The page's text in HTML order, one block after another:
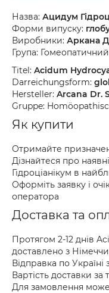
Назва: Ацидум
Форми випуску:
Виробники: Аркана
Група:
Titel: Acidum
Darreichungsform:
Hersteller: Arcana Dr.
Gruppe:
Як купити
Отримайте
Дізнайтеся про
Гідроціанікум в
Оформіть заявку і
оператора
Доставка та
Протягом 2-12 днів
доставлено з
Відправка по
Вартість доставки
Для замовлення